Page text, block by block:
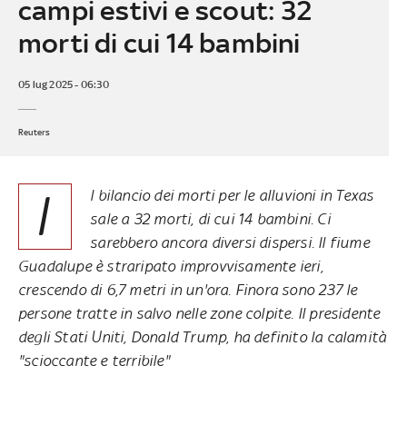
campi estivi e scout: 32
morti di cui 14 bambini
05 lug 2025 - 06:30
Reuters
I
l bilancio dei morti per le alluvioni in Texas
sale a 32 morti, di cui 14 bambini. Ci
sarebbero ancora diversi dispersi. Il fiume
Guadalupe è straripato improvvisamente ieri,
crescendo di 6,7 metri in un'ora. Finora sono 237 le
persone tratte in salvo nelle zone colpite. Il presidente
degli Stati Uniti, Donald Trump, ha definito la calamità
"scioccante e terribile"